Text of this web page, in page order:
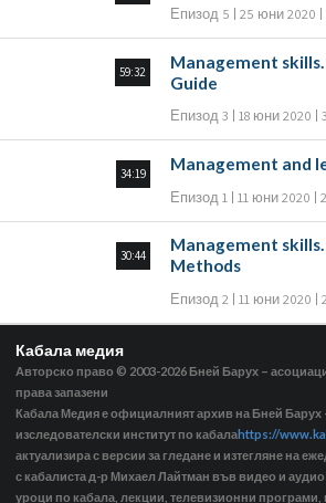
Епизод 5 25 юни 2020
59:32
Management
Guide
Епизод 3 18 юни 2020
34:19
Management and
Епизод 1 11 юни 2020
30:44
Management
Methods
Епизод 2 11 юни 2020
Кабала медия
Авторско право © 2003-2026 Бней Барух –
права запазени
Кабала Медия е официалният архив на Бней Барух
изследователски институт по кабалаhttps://
актуализира с версии за гледане и изтегляне на
с кабалиста д-р Михаел Лайтман във видео и
уроци по кабала, лекции, телевизионни програми,